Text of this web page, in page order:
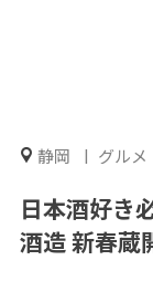
静岡 グルメ
日本酒好き
酒造 新春蔵